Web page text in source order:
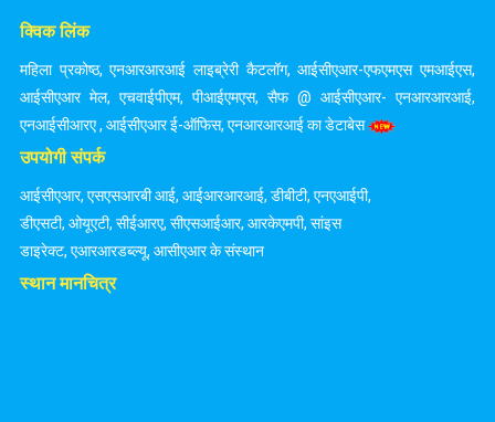
क्विक लिंक
महिला प्रकोष्ठ, एनआरआरआई लाइब्रेरी कैटलॉग, आईसीएआर-एफएमएस एमआईएस,
आईसीएआर मेल, एचवाईपीएम, पीआईएमएस, सैफ @ आईसीएआर- एनआरआरआई,
एनआईसीआरए, आईसीएआर ई-ऑफिस, एनआरआरआई का डेटाबेस
उपयोगी संपर्क
आईसीएआर, एसएसआरबी आई, आईआरआरआई, डीबीटी, एनएआईपी,
डीएसटी, ओयूएटी, सीईआरए, सीएसआईआर, आरकेएमपी, सांइस
डाइरेक्ट, एआरआरडब्ल्यू, आसीएआर के संस्थान
स्थान मानचित्र